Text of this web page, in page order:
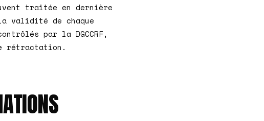
traitée en dernière
validité de chaque
par la DGCCRF,
rétractation.